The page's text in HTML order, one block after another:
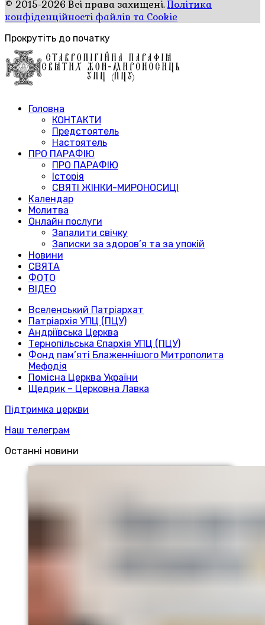
© 2015-2026 Всі права захищені.Політика
конфіденційності файлів та Cookie
Прокрутіть до початку
Головна
КОНТАКТИ
Предстоятель
Настоятель
ПРО ПАРАФІЮ
ПРО ПАРАФІЮ
Історія
СВЯТІ ЖІНКИ-МИРОНОСИЦІ
Календар
Молитва
Онлайн послуги
Запалити свічку
Записки за здоров’я та за упокій
Новини
СВЯТА
ФОТО
ВІДЕО
Вселенський Патріархат
Патріархія УПЦ (ПЦУ)
Андріївська Церква
Тернопільська Єпархія УПЦ (ПЦУ)
Фонд пам’яті Блаженнішого Митрополита
Мефодія
Помісна Церква України
Щедрик – Церковна Лавка
Підтримка церкви
Наш телеграм
Останні новини